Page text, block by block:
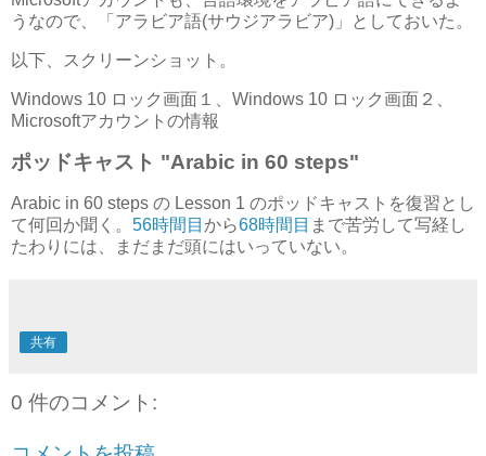
うなので、「アラビア語(サウジアラビア)」としておいた。
以下、スクリーンショット。
Windows 10 ロック画面１、Windows 10 ロック画面２、
Microsoftアカウントの情報
ポッドキャスト "Arabic in 60 steps"
Arabic in 60 steps の Lesson 1 のポッドキャストを復習とし
て何回か聞く。 56時間目 から68時間目 まで苦労して写経し
たわりには、まだまだ頭にはいっていない。
共有
0 件のコメント: